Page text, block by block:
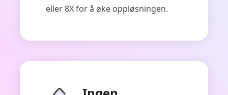
eller 8X for å øke oppløsningen.